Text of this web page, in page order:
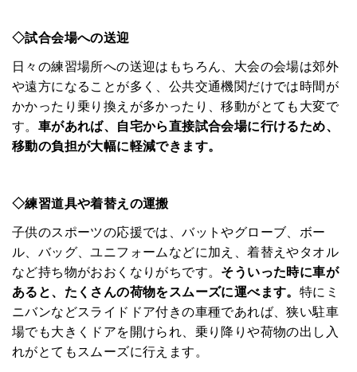
HOME
みんなのコラム
マチネタ
◇試合会場への送迎
日々の練習場所への送迎はもちろん、大会の会場は郊外
や遠方になることが多く、公共交通機関だけでは時間が
かかったり乗り換えが多かったり、移動がとても大変で
す。 車があれば、自宅から直接試合会場に行けるため、
移動の負担が大幅に軽減できます。
◇練習道具や着替えの運搬
子供のスポーツの応援では、バットやグローブ、ボー
ル、バッグ、ユニフォームなどに加え、着替えやタオル
など持ち物がおおくなりがちです。 そういった時に車が
あると、たくさんの荷物をスムーズに運べます。 特にミ
ニバンなどスライドドア付きの車種であれば、狭い駐車
場でも大きくドアを開けられ、乗り降りや荷物の出し入
れがとてもスムーズに行えます。